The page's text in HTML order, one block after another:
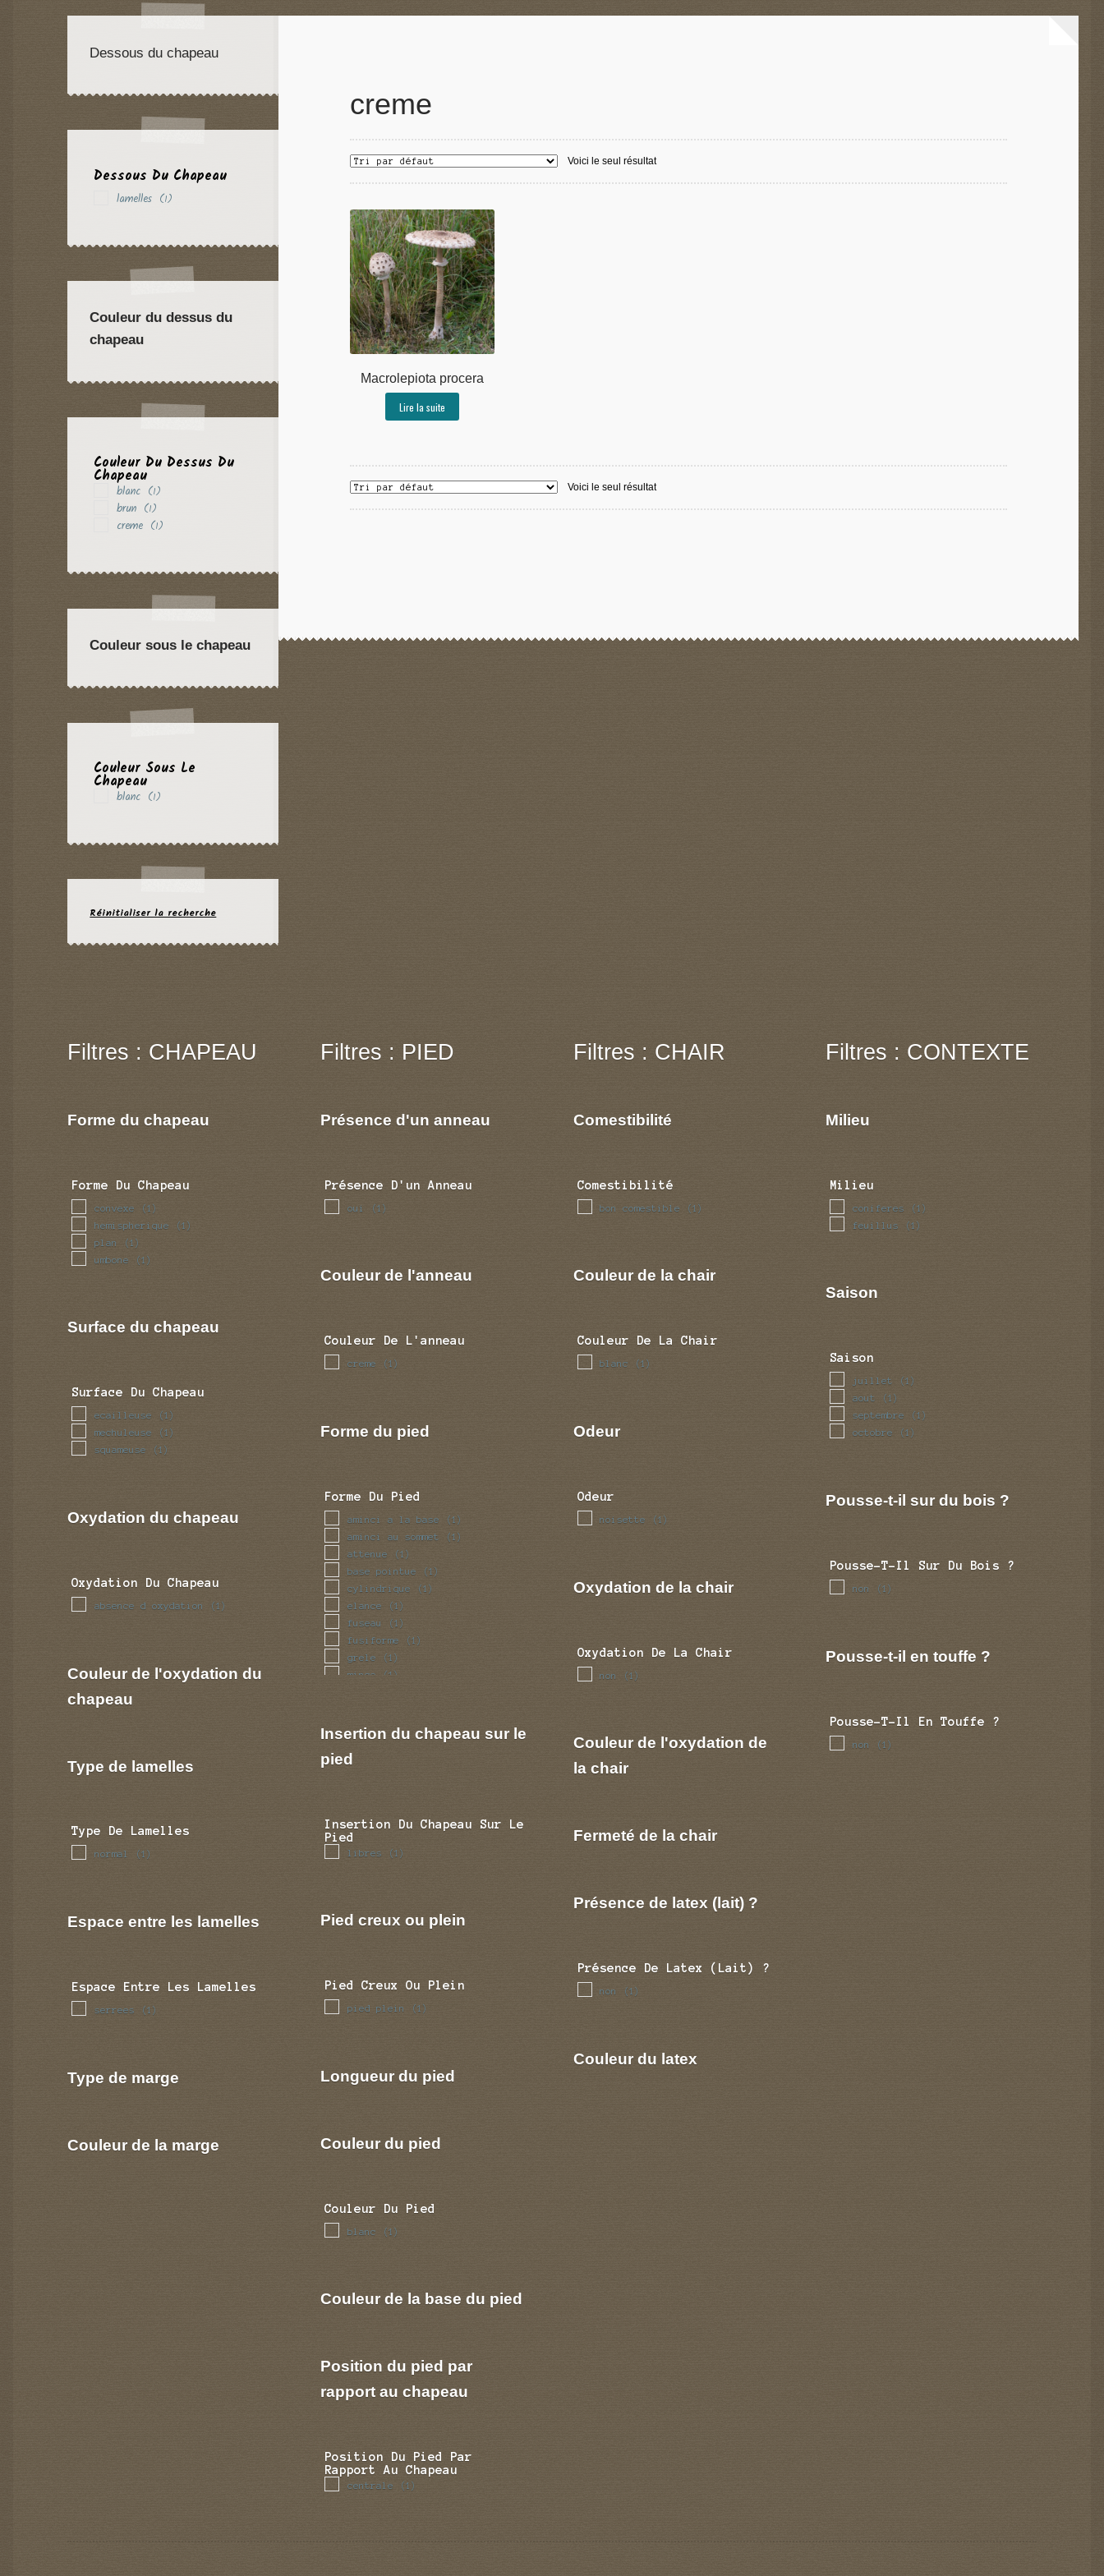
creme
Voici le seul résultat
Macrolepiota procera
Lire la suite
Voici le seul résultat
Dessous du chapeau
Dessous Du Chapeau
lamelles (1)
Couleur du dessus du
chapeau
Couleur Du Dessus Du
Chapeau
blanc (1)
brun (1)
creme (1)
Couleur sous le chapeau
Couleur Sous Le
Chapeau
blanc (1)
Réinitialiser la recherche
Filtres : CHAPEAU
Forme du chapeau
Forme Du Chapeau
convexe (1)
hemispherique (1)
plan (1)
umbone (1)
Surface du chapeau
Surface Du Chapeau
ecailleuse (1)
mechuleuse (1)
squameuse (1)
Oxydation du chapeau
Oxydation Du Chapeau
absence d oxydation (1)
Couleur de l'oxydation du
chapeau
Type de lamelles
Type De Lamelles
normal (1)
Espace entre les lamelles
Espace Entre Les Lamelles
serrees (1)
Type de marge
Couleur de la marge
Filtres : PIED
Présence d'un anneau
Présence D'un Anneau
oui (1)
Couleur de l'anneau
Couleur De L'anneau
creme (1)
Forme du pied
Forme Du Pied
aminci a la base (1)
aminci au sommet (1)
attenue (1)
base pointue (1)
cylindrique (1)
elance (1)
fuseau (1)
fusiforme (1)
grele (1)
mince (1)
Insertion du chapeau sur le
pied
Insertion Du Chapeau Sur Le
Pied
libres (1)
Pied creux ou plein
Pied Creux Ou Plein
pied plein (1)
Longueur du pied
Couleur du pied
Couleur Du Pied
blanc (1)
Couleur de la base du pied
Position du pied par
rapport au chapeau
Position Du Pied Par
Rapport Au Chapeau
centrale (1)
Filtres : CHAIR
Comestibilité
Comestibilité
bon comestible (1)
Couleur de la chair
Couleur De La Chair
blanc (1)
Odeur
Odeur
noisette (1)
Oxydation de la chair
Oxydation De La Chair
non (1)
Couleur de l'oxydation de
la chair
Fermeté de la chair
Présence de latex (lait) ?
Présence De Latex (lait) ?
non (1)
Couleur du latex
Filtres : CONTEXTE
Milieu
Milieu
coniferes (1)
feuillus (1)
Saison
Saison
juillet (1)
aout (1)
septembre (1)
octobre (1)
Pousse-t-il sur du bois ?
Pousse-T-Il Sur Du Bois ?
non (1)
Pousse-t-il en touffe ?
Pousse-T-Il En Touffe ?
non (1)